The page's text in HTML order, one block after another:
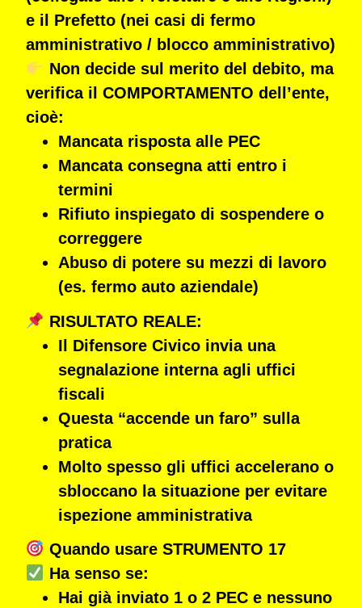
e il Prefetto (nei casi di fermo
amministrativo / blocco amministrativo)
Non decide sul merito del debito, ma
verifica il COMPORTAMENTO dell’ente,
cioè:
Mancata risposta alle PEC
Mancata consegna atti entro i
termini
Rifiuto inspiegato di sospendere o
correggere
Abuso di potere su mezzi di lavoro
(es. fermo auto aziendale)
RISULTATO REALE:
Il Difensore Civico invia una
segnalazione interna agli uffici
fiscali
Questa “accende un faro” sulla
pratica
Molto spesso gli uffici accelerano o
sbloccano la situazione per evitare
ispezione amministrativa
Quando usare STRUMENTO 17
Ha senso se:
Hai già inviato 1 o 2 PEC e nessuno